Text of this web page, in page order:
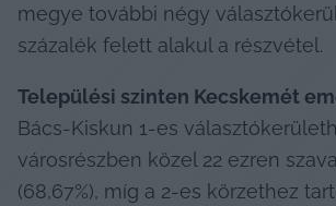
megye további négy
százalék felett alakul a részvétel.
Települési szinten Kecskemét
Bács-Kiskun 1-es
városrészben közel 22 ezren
(68,67%), míg a 2-es körzethez